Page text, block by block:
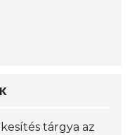
tárgya az